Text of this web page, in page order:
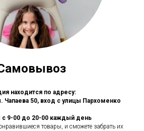
находится по адресу:
Чапаева 50, вход с улицы Пархоменко
с 9-00 до 20-00 каждый день
товары, и сможете забрать их